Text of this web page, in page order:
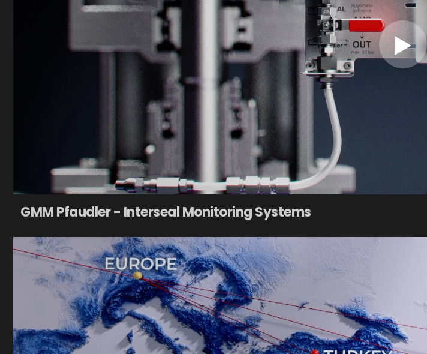
GMM Pfaudler - Interseal Monitoring Systems